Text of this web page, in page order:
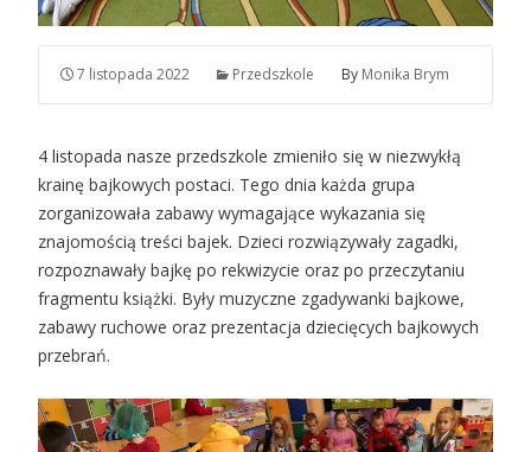
7 listopada 2022 Przedszkole By Monika Brym
4 listopada nasze przedszkole zmieniło się w niezwykłą
krainę bajkowych postaci. Tego dnia każda grupa
zorganizowała zabawy wymagające wykazania się
znajomością treści bajek. Dzieci rozwiązywały zagadki,
rozpoznawały bajkę po rekwizycie oraz po przeczytaniu
fragmentu książki. Były muzyczne zgadywanki bajkowe,
zabawy ruchowe oraz prezentacja dziecięcych bajkowych
przebrań.